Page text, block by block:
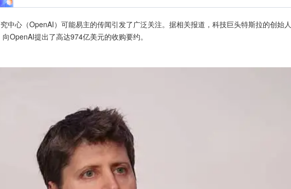
中心（OpenAI）可能易主的传闻引发了广泛关注。据相关报道，科技巨头特斯拉的创始人
OpenAI提出了高达974亿美元的收购要约。